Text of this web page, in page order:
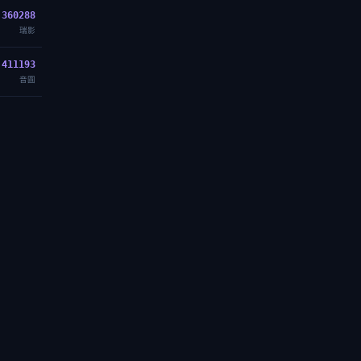
360288
瑞影
411193
音圓